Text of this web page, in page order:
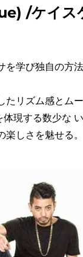
/ケイス
を学び独自の方
たリズム感とム
体現する数少な
しさを魅せる。